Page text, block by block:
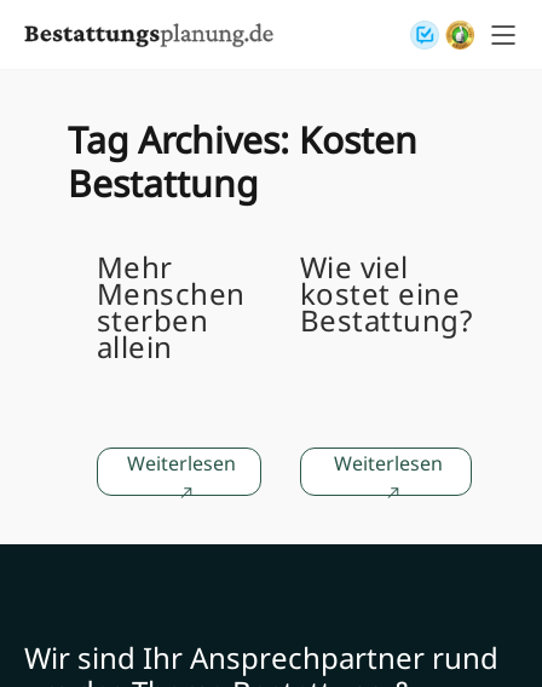
Tag Archives: Kosten
Bestattung
Mehr
Menschen
sterben
allein
Weiterlesen
Wie viel
kostet eine
Bestattung?
Weiterlesen
Wir sind Ihr Ansprechpartner rund